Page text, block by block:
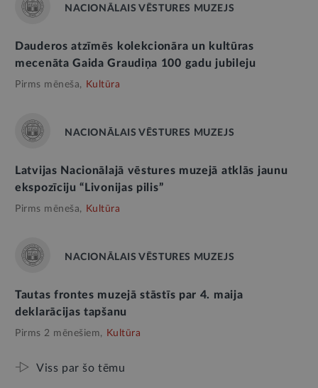
NACIONĀLAIS VĒSTURES MUZEJS
Dauderos atzīmēs kolekcionāra un kultūras
mecenāta Gaida Graudiņa 100 gadu jubileju
Pirms mēneša, Kultūra
NACIONĀLAIS VĒSTURES MUZEJS
Latvijas Nacionālajā vēstures muzejā atklās jaunu
ekspozīciju “Livonijas pilis”
Pirms mēneša, Kultūra
NACIONĀLAIS VĒSTURES MUZEJS
Tautas frontes muzejā stāstīs par 4. maija
deklarācijas tapšanu
Pirms 2 mēnešiem, Kultūra
Viss par šo tēmu